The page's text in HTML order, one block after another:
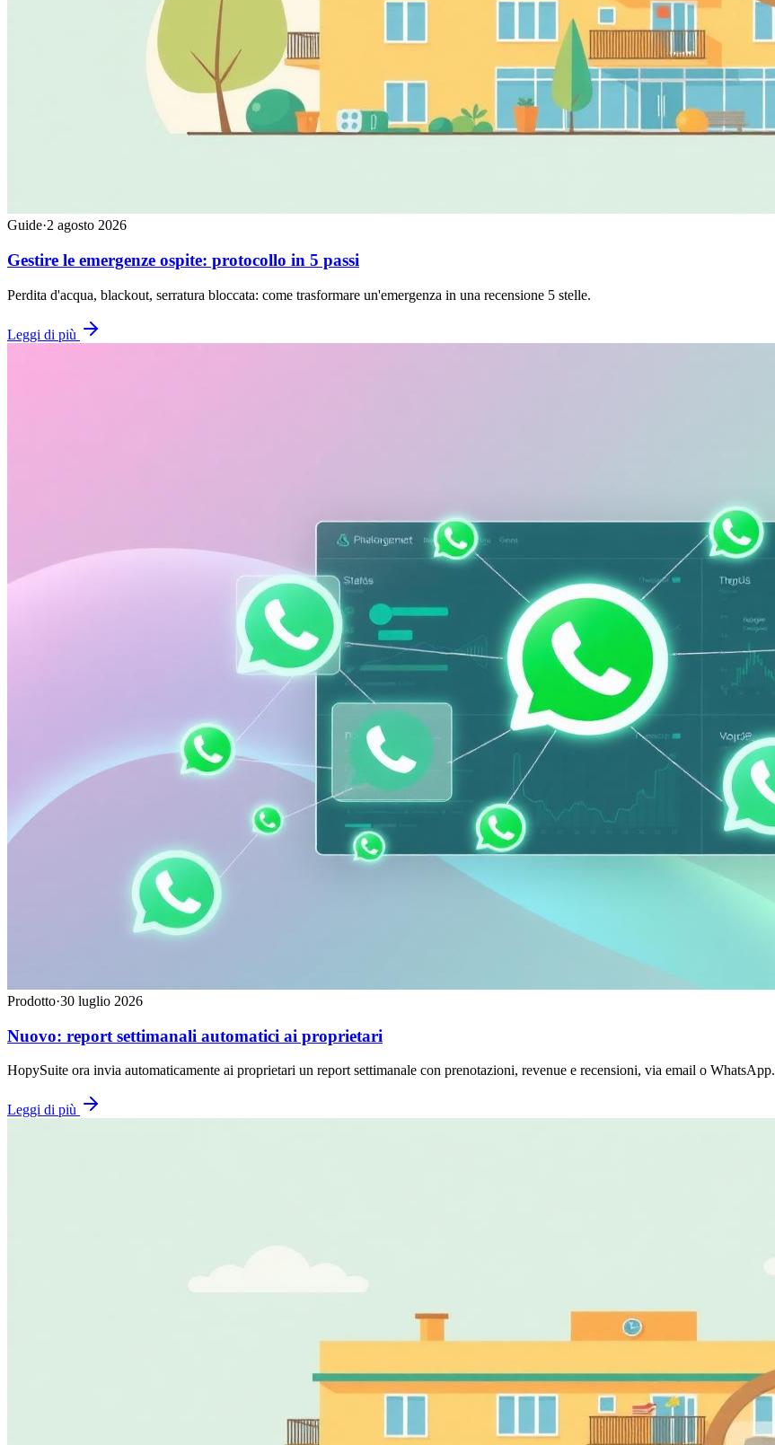
Guide·2 agosto 2026
Gestire le emergenze ospite: protocollo in 5 passi
Perdita d'acqua, blackout, serratura bloccata: come trasformare un'emergenza in una recensione 5 stelle.
Leggi di più
Prodotto·30 luglio 2026
Nuovo: report settimanali automatici ai proprietari
HopySuite ora invia automaticamente ai proprietari un report settimanale con prenotazioni, revenue e recensioni, via email o WhatsApp.
Leggi di più